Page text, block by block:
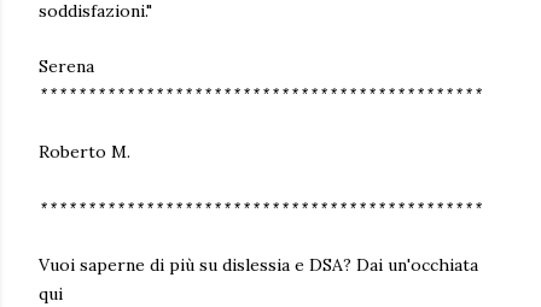
soddisfazioni. "
Serena
**********************************************
Roberto M.
**********************************************
Vuoi saperne di più su dislessia e DSA? Dai un'occhiata
qui